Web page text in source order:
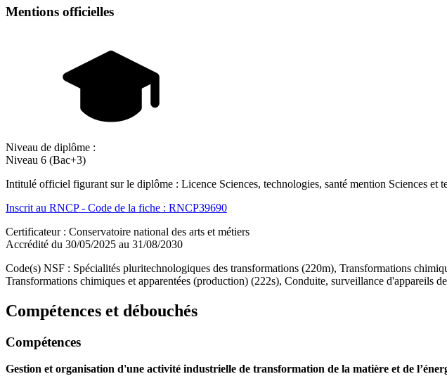
Mentions officielles
Niveau de diplôme :
Niveau 6 (Bac+3)
Intitulé officiel figurant sur le diplôme : Licence Sciences, technologies, santé mention Sciences et
Inscrit au RNCP - Code de la fiche : RNCP39690
Certificateur : Conservatoire national des arts et métiers
Accrédité du 30/05/2025 au 31/08/2030
Code(s) NSF : Spécialités pluritechnologiques des transformations (220m), Transformations
Transformations chimiques et apparentées (production) (222s), Conduite, surveillance d'appareils
Compétences et débouchés
Compétences
Gestion et organisation d'une activité industrielle de transformation de la matière et de